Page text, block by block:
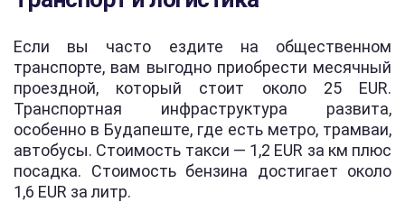
Если вы часто ездите на общественном
транспорте, вам выгодно приобрести месячный
проездной, который стоит около 25 EUR.
Транспортная инфраструктура развита,
особенно в Будапеште, где есть метро, трамваи,
автобусы. Стоимость такси — 1,2 EUR за км плюс
посадка. Стоимость бензина достигает около
1,6 EUR за литр.